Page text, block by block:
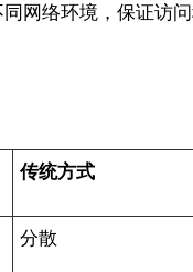
网络环境，保证访问
传统方式
分散